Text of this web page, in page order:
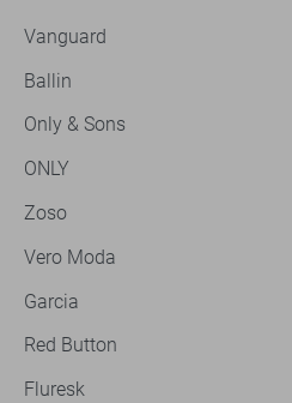
Vanguard
Ballin
Only & Sons
ONLY
Zoso
Vero Moda
Garcia
Red Button
Fluresk